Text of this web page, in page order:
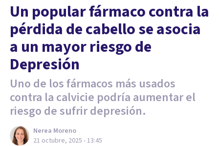
Un popular fármaco contra la
pérdida de cabello se asocia
a un mayor riesgo de
Depresión
Uno de los fármacos más usados
contra la calvicie podría aumentar el
riesgo de sufrir depresión.
Nerea Moreno
21 octubre, 2025 - 13:45